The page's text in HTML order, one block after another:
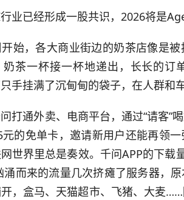
业已经形成一股共识，2026将是
始，各大商业街边的奶茶店像是
奶茶一杯接一杯地递出，长长的订
手挂满了沉甸甸的袋子，在人群和
打通外卖、电商平台，通过“请客”
的免单卡，邀请新用户还能再领一
世界里总是奏效。千问APP的下
涌而来的流量几次挤瘫了服务器，
，盒马、天猫超市、飞猪、大麦